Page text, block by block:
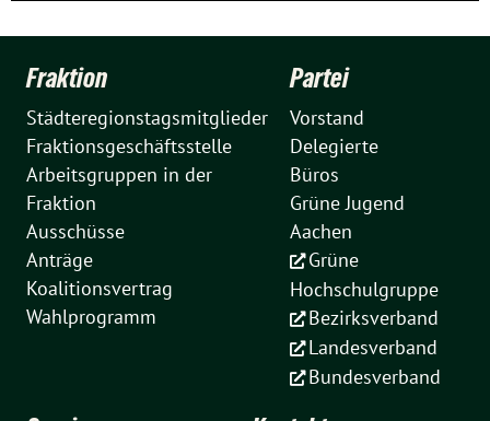
Fraktion
Städteregionstagsmitglieder
Fraktionsgeschäftsstelle
Arbeitsgruppen in der
Fraktion
Ausschüsse
Anträge
Koalitionsvertrag
Wahlprogramm
Partei
Vorstand
Delegierte
Büros
Grüne Jugend
Aachen
Grüne
Hochschulgruppe
Bezirksverband
Landesverband
Bundesverband